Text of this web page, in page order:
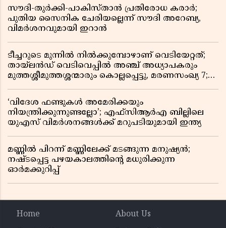
സൗദി-തുർക്കി-പാകിസ്താൻ പ്രതിരോധ കരാർ;
പുതിയ സൈനിക ചേരിയല്ലെന്ന് സൗദി അറേബ്യ,
വിമർശനവുമായി ഇറാൻ
ടീച്ചറുടെ മുന്നിൽ നിൽക്കുമ്പോഴാണ് വെടിയേറ്റത്;
തായ്‌ലൻഡ് വെടിവെപ്പിൽ അഞ്ച് അധ്യാപകരും
മുത്തശ്ശീമുത്തശ്ശന്മാരും കൊല്ലപ്പെട്ടു, മരണസംഖ്യ 7;
‘വിദേശ ഫണ്ടുകൾ അമേരിക്കയും
നിയന്ത്രിക്കുന്നുണ്ടല്ലോ’; എഫ്സിആർഎ ബില്ലിലെ
യുഎസ് വിമർശനങ്ങൾക്ക് മറുപടിയുമായി ഇന്ത്യ
മണ്ണിൽ പിറന്ന് മണ്ണിലേക്ക് മടങ്ങുന്ന മനുഷ്യൻ;
നഷ്ടപ്പെട്ട പഴയകാലത്തിൻ്റെ മധുരിക്കുന്ന
ഓർമക്കുറിപ്പ്
Home
About Us